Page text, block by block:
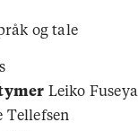
og tale
Leiko Fuseya
Tellefsen